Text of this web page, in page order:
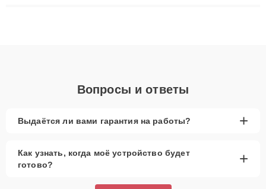
Вопросы и ответы
Выдаётся ли вами гарантия на работы? +
Как узнать, когда моё устройство будет
готово?
+